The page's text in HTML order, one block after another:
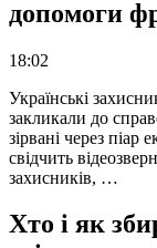
допомоги
18:02
Українські
закликали до
зірвані через
свідчить
захисників, …
Хто і як